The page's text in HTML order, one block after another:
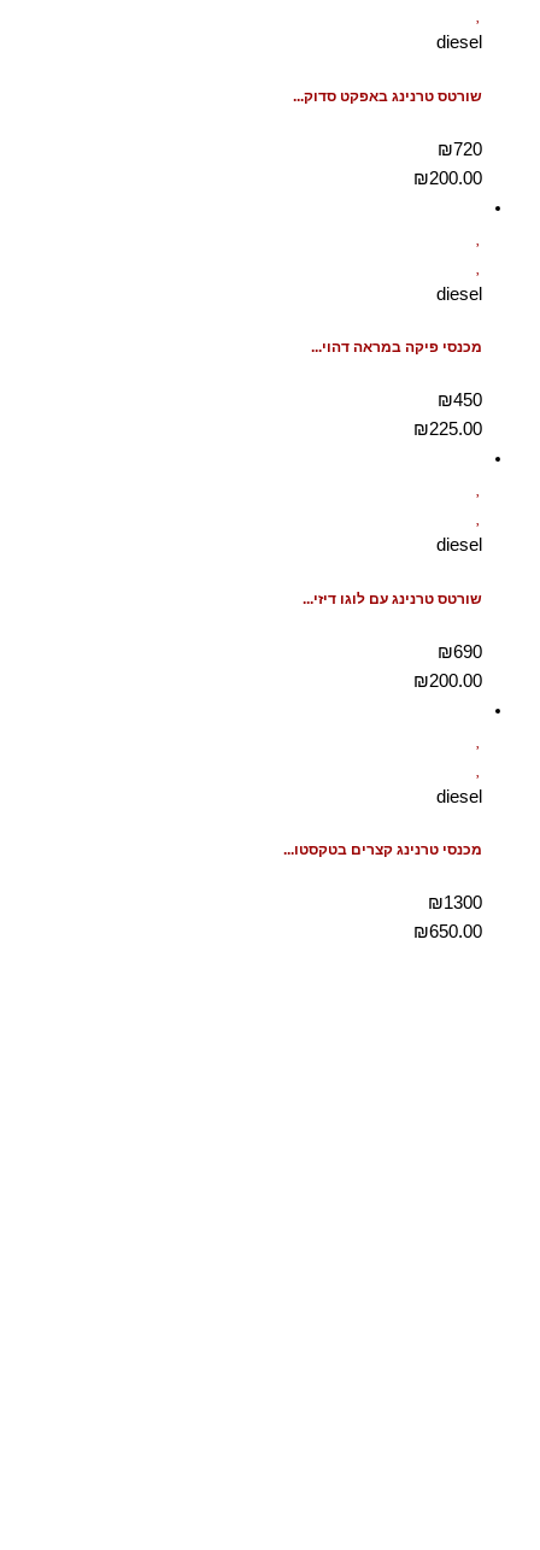
diesel
שורטס טרנינג באפקט סדוק...
₪720
₪200.00
diesel
מכנסי פיקה במראה דהוי...
₪450
₪225.00
diesel
שורטס טרנינג עם לוגו דיזי...
₪690
₪200.00
diesel
מכנסי טרנינג קצרים בטקסטו...
₪1300
₪650.00